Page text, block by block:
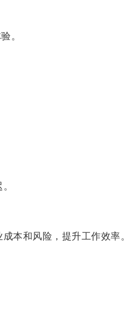
。
本和风险，提升工作效率。